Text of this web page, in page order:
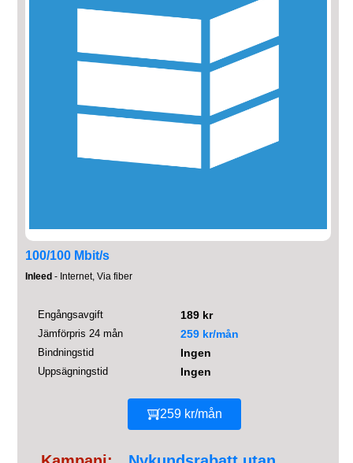
100/100 Mbit/s
Inleed - Internet, Via fiber
Engångsavgift 189 kr
Jämförpris 24 mån 259 kr/mån
Bindningstid Ingen
Uppsägningstid Ingen
259 kr/mån